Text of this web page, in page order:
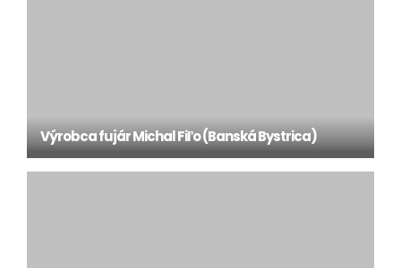
Výrobca fujár Michal Fiľo (Banská Bystrica)